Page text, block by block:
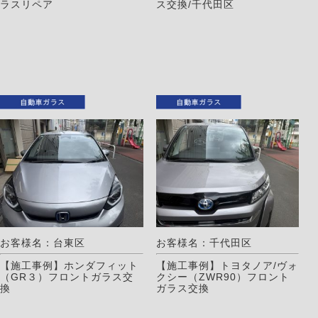
ラスリペア ス交換/千代田区
お客様名：台東区
【施工事例】ホンダフィット
（GR３）フロントガラス交
換
お客様名：千代田区
【施工事例】トヨタノア/ヴォ
クシー（ZWR90）フロント
ガラス交換